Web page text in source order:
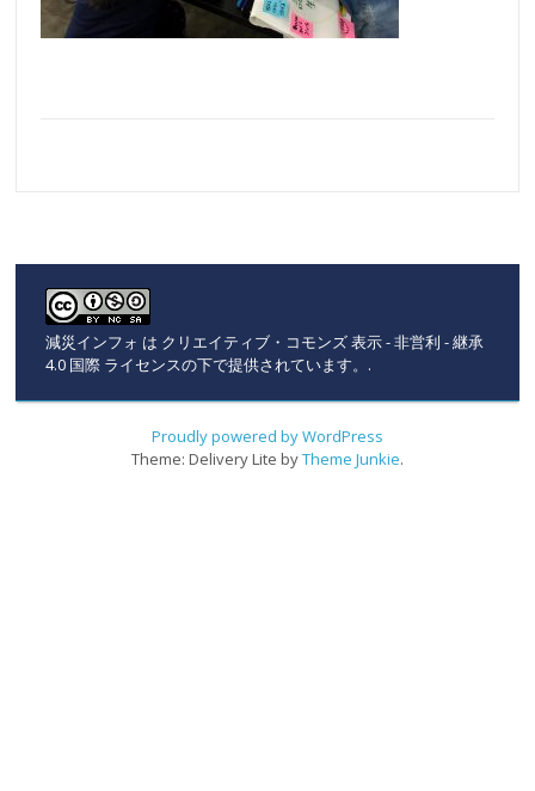
減災インフォ は クリエイティブ・コモンズ 表示 - 非営利 - 継承
4.0 国際 ライセンスの下で提供されています。 .
Proudly powered by WordPress
Theme: Delivery Lite byTheme Junkie.